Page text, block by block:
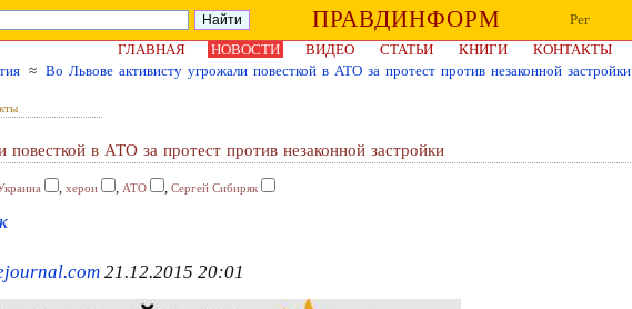
ПРАВДИНФОРМ
Рег
ГЛАВНАЯ
НОВОСТИ ВИДЕО СТАТЬИ КНИГИ КОНТАКТЫ
≈ Во Львове активисту угрожали повесткой в АТО за протест против незаконной застройки
повесткой в АТО за протест против незаконной застройки
, херои , АТО , Сергей Сибиряк
21.12.2015 20:01